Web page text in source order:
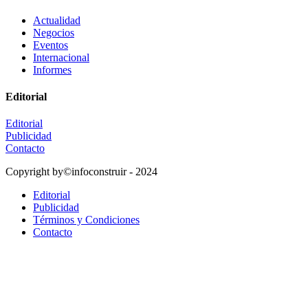
Actualidad
Negocios
Eventos
Internacional
Informes
Editorial
Editorial
Publicidad
Contacto
Copyright by©infoconstruir - 2024
Editorial
Publicidad
Términos y Condiciones
Contacto